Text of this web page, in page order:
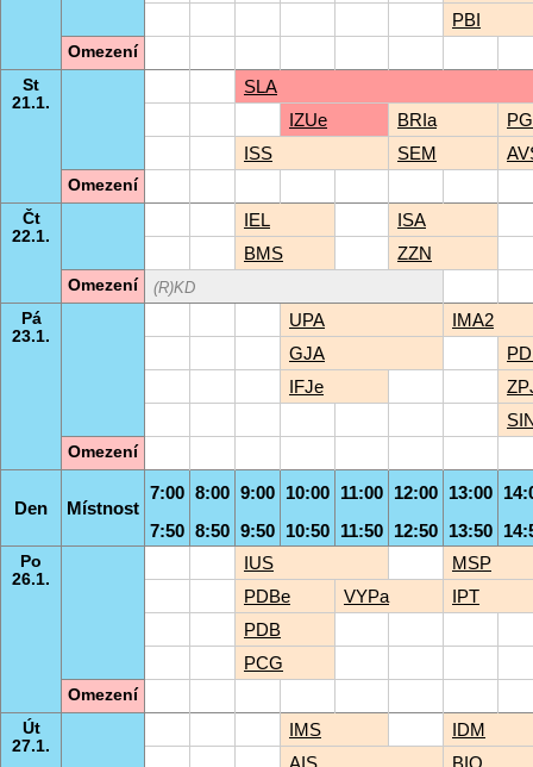
PBI
Omezení
St
21.1.
SLA
IZUe
BRIa
ISS
SEM
Omezení
Čt
22.1.
IEL
ISA
BMS
ZZN
Omezení
(R)KD
Pá
23.1.
UPA
IMA2
GJA
IFJe
Omezení
Den Místnost
7:00 8:00 9:00 10:00 11:00 12:00 13:00
7:50 8:50 9:50 10:50 11:50 12:50 13:50
Po
26.1.
IUS
MSP
PDBe
VYPa
IPT
PDB
PCG
Omezení
Út
27.1.
IMS
IDM
AIS
BIO